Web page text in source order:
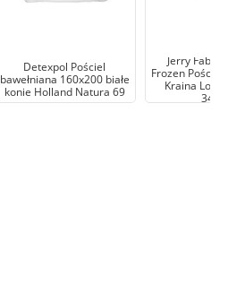
Detexpol Pościel
bawełniana 160x200 białe
konie Holland Natura 69
Jerry
Frozen Pościel
Kraina Lodu